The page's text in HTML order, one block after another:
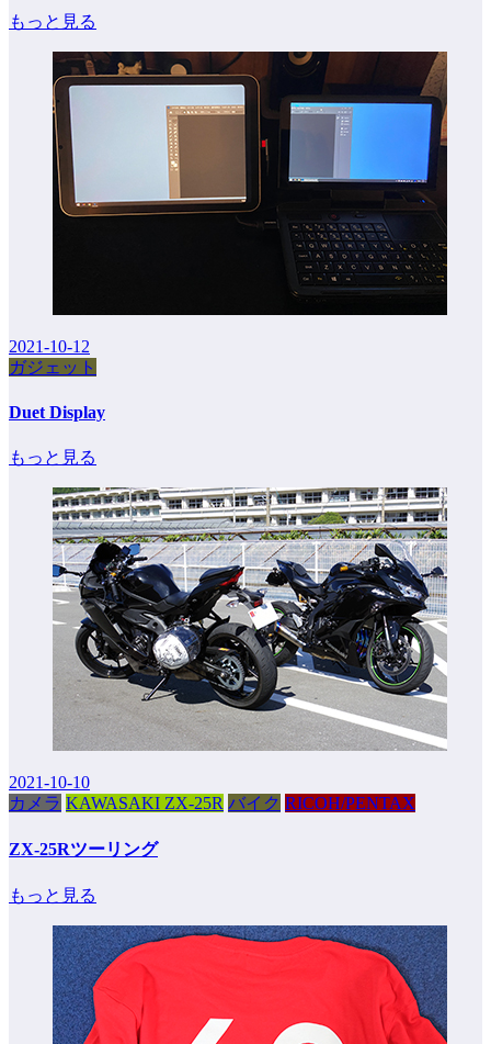
もっと見る
2021-10-12
ガジェット
Duet Display
もっと見る
2021-10-10
カメラ KAWASAKI ZX-25R バイク RICOH/PENTAX
ZX-25Rツーリング
もっと見る